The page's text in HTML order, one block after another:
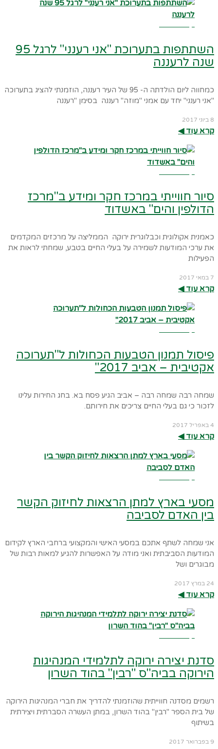
השתתפות בתערוכת "אני רענני" לרגל 95
שנה לרעננה
כמחווה ליום הולדתה ה- 95 של העיר רעננה, הוזמנתי להציג בתערוכה
"אני רענני" יחד עם אמני "מוזה" רעננה בסימן "רעננה
8 ביוני 2017
קרא עוד ◀︎
סיור חווייתי במרכז חקר ומידע ב"מרכז
הדולפין והים" באשדוד
כאמנית אקולוגית וכבלוגרית ירוקה הממליצה על מרכזים המקדמים
את ערכי המודעות לשמירה על בעלי החיים בטבע, שמחתי לראות את
הפעילות
7 במאי 2017
קרא עוד ◀︎
פיסול תמנון הטבעות הכחולות ל"תערוכה
אקטיבית – אביב 2017"
שמחה רבה שמחה רבה – אביב הגיע פסח בא. בחג החירות עלינו
לזכור כי גם בעלי החיים צריכים את חירותם.
4 באפריל 2017
קרא עוד ◀︎
מסעי בארץ למתן הרצאות לחיזוק הקשר
בין האדם לסביבה
אני שמחה לשתף אתכם במסעי האישי והמקצועי ברחבי הארץ לקידום
המודעות הסביבתית ואני מודה על האפשרות להגיע למאות רבות של
מבוגרים ושל
24 במרץ 2017
קרא עוד ◀︎
סדנת יצירה ירוקה לתלמידי המנהיגות
הירוקה בביה"ס "רבין" בהוד השרון
רשמים מסדנה חווייתית שהוזמנתי להדריך את חברי המנהיגות הירוקה
של בית הספר "רבין" בהוד השרון, במתן העשרה הסברתית ויצירתית
בשיתוף
9 בפברואר 2017